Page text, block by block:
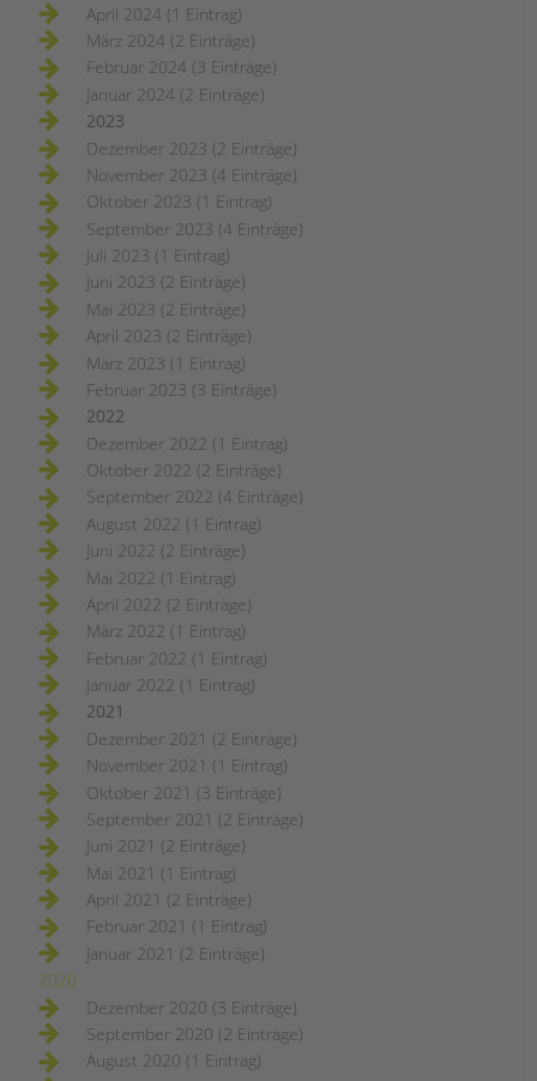
April 2024 (1 Eintrag)
März 2024 (2 Einträge)
Februar 2024 (3 Einträge)
Januar 2024 (2 Einträge)
2023
Dezember 2023 (2 Einträge)
November 2023 (4 Einträge)
Oktober 2023 (1 Eintrag)
September 2023 (4 Einträge)
Juli 2023 (1 Eintrag)
Juni 2023 (2 Einträge)
Mai 2023 (2 Einträge)
April 2023 (2 Einträge)
März 2023 (1 Eintrag)
Februar 2023 (3 Einträge)
2022
Dezember 2022 (1 Eintrag)
Oktober 2022 (2 Einträge)
September 2022 (4 Einträge)
August 2022 (1 Eintrag)
Juni 2022 (2 Einträge)
Mai 2022 (1 Eintrag)
April 2022 (2 Einträge)
März 2022 (1 Eintrag)
Februar 2022 (1 Eintrag)
Januar 2022 (1 Eintrag)
2021
Dezember 2021 (2 Einträge)
November 2021 (1 Eintrag)
Oktober 2021 (3 Einträge)
September 2021 (2 Einträge)
Juni 2021 (2 Einträge)
Mai 2021 (1 Eintrag)
April 2021 (2 Einträge)
Februar 2021 (1 Eintrag)
Januar 2021 (2 Einträge)
2020
Dezember 2020 (3 Einträge)
September 2020 (2 Einträge)
August 2020 (1 Eintrag)